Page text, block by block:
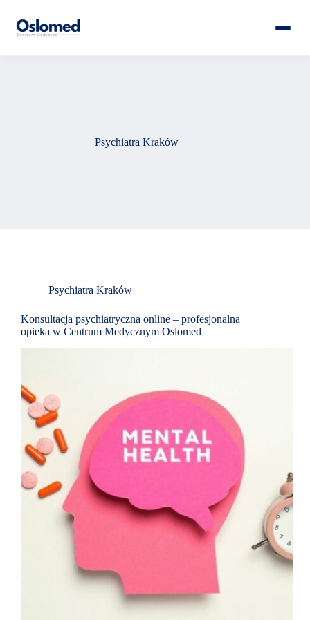
Psychiatra Kraków
Psychiatra Kraków
Konsultacja psychiatryczna online – profesjonalna
opieka w Centrum Medycznym Oslomed